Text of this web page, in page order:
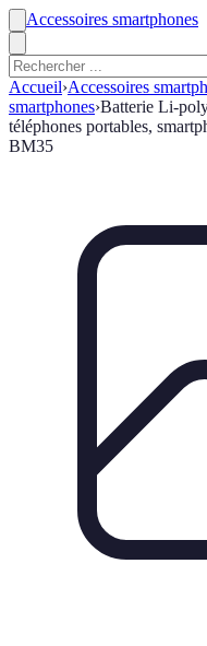
Accessoires smartphones
Accueil›Accessoires
smartphones›Batterie Li-
téléphones portables,
BM35